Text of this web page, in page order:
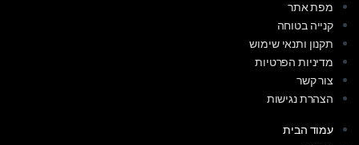
מפת אתר
קנייה בטוחה
תקנון ותנאי שימוש
מדיניות הפרטיות
צור קשר
הצהרת נגישות
עמוד הבית